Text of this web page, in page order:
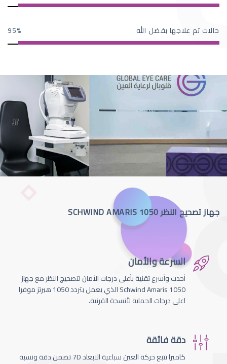
حالات تم علاجها بفضل الله 95
جهاز تصحيح النظر SCHWIND AMARIS 1050
السرعة والأمان
أحدث وأسرع تقنية بأعلى درجات الأمان لتصحيج النظر مع جهاز
Schwind Amaris 1050 الذي يعمل بتردد 1050 هيرتز موفرا
اعلى درجات الحماية لأنسجة القرنية.
دقة فائقة
كاميرا تتبع حركة العين سباعية الابعاد 7D تضمن دقة ونسبة